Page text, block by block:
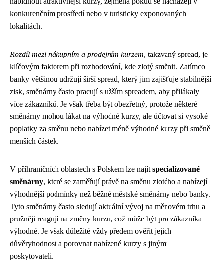
konkurenčním prostředí nebo v turisticky exponovaných
lokalitách.
Rozdíl mezi nákupním a prodejním kurzem, takzvaný spread, je
klíčovým faktorem při rozhodování, kde zlotý směnit. Zatímco
banky většinou udržují širší spread, který jim zajišťuje stabilnější
zisk, směnárny často pracují s užším spreadem, aby přilákaly
více zákazníků. Je však třeba být obezřetný, protože některé
směnárny mohou lákat na výhodné kurzy, ale účtovat si vysoké
poplatky za směnu nebo nabízet méně výhodné kurzy při směně
menších částek.
V příhraničních oblastech s Polskem lze najít specializované
směnárny, které se zaměřují právě na směnu zlotého a nabízejí
výhodnější podmínky než běžné městské směnárny nebo banky.
Tyto směnárny často sledují aktuální vývoj na měnovém trhu a
pružněji reagují na změny kurzu, což může být pro zákazníka
výhodné. Je však důležité vždy předem ověřit jejich
důvěryhodnost a porovnat nabízené kurzy s jinými
poskytovateli.